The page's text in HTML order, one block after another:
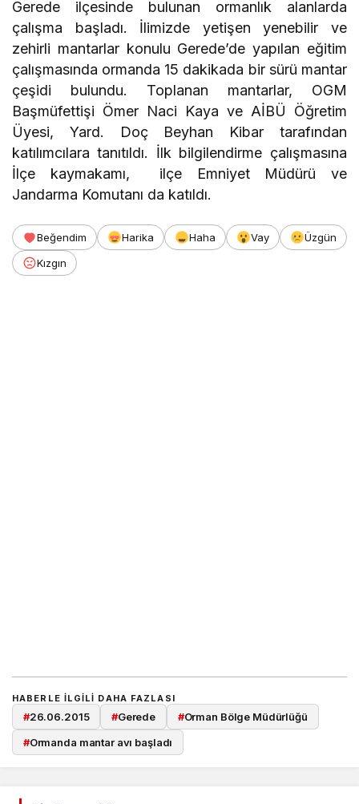
Gerede ilçesinde bulunan ormanlık alanlarda
çalışma başladı. İlimizde yetişen yenebilir ve
zehirli mantarlar konulu Gerede’de yapılan eğitim
çalışmasında ormanda 15 dakikada bir sürü mantar
çeşidi bulundu. Toplanan mantarlar, OGM
Başmüfettişi Ömer Naci Kaya ve AİBÜ Öğretim
Üyesi, Yard. Doç Beyhan Kibar tarafından
katılımcılara tanıtıldı. İlk bilgilendirme çalışmasına
İlçe kaymakamı, ilçe Emniyet Müdürü ve
Jandarma Komutanı da katıldı.
Beğendim Harika Haha Vay
Üzgün
Kızgın
HABERLE ILGILI DAHA FAZLASI
#26.06.2015 #Gerede #Orman Bölge Müdürlüğü
#Ormanda mantar avı başladı